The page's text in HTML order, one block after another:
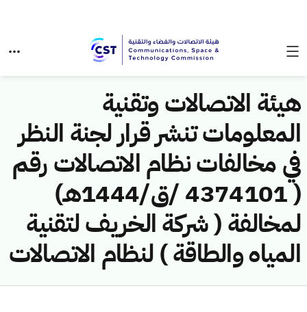
هيئة الاتصالات وتقنية
المعلومات تنشر قرار لجنة النظر
في مخالفات نظام الاتصالات رقم
( 4374101 /ق/1444هـ)
لمخالفة ( شركة الخريف لتقنية
المياه والطاقة ) لنظام الاتصالات